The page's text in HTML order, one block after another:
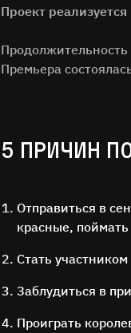
Проект
Продолжительность
Премьера
5 ПРИЧИН
Отправиться в
красные,
Стать
Заблудиться в
Проиграть